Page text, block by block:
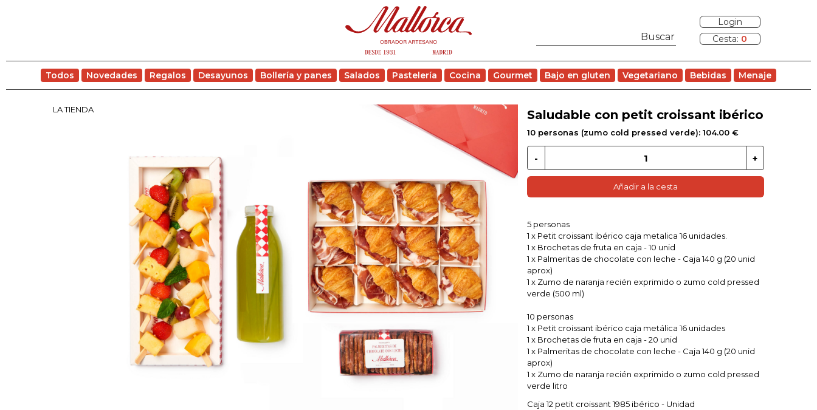
Login
Cesta: 0
Todos Novedades Regalos Desayunos Bollería y panes Salados Pastelería Cocina Gourmet Bajo en gluten Vegetariano Bebidas Menaje
LA TIENDA Saludable con petit croissant ibérico
10 personas (zumo cold pressed verde): 104.00 €
Añadir a la cesta
5 personas
1 x Petit croissant ibérico caja metalica 16 unidades.
1 x Brochetas de fruta en caja - 10 unid
1 x Palmeritas de chocolate con leche - Caja 140 g (20 unid
aprox)
1 x Zumo de naranja recién exprimido o zumo cold pressed
verde (500 ml)
10 personas
1 x Petit croissant ibérico caja metálica 16 unidades
1 x Brochetas de fruta en caja - 20 unid
1 x Palmeritas de chocolate con leche - Caja 140 g (20 unid
aprox)
1 x Zumo de naranja recién exprimido o zumo cold pressed
verde litro
Caja 12 petit croissant 1985 ibérico - Unidad